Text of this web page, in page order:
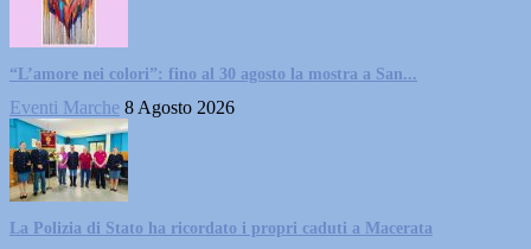
“L’amore nei colori”: fino al 30 agosto la mostra a San...
Eventi Marche 8 Agosto 2026
La Polizia di Stato ha ricordato i propri caduti a Macerata